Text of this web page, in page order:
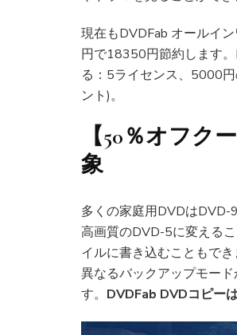
現在もDVDFab オールイ
円で18350円節約します
る：5ライセンス、5000
ント)。
【50％オフク
象
多くの家庭用DVDはDVD-
高画質のDVD-5に変える
イルに書き込むこともで
異なるバックアップモー
す。 DVDFab DVDコピー